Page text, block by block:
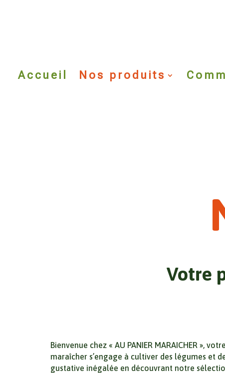
Accueil Nos produits
Votre
Bienvenue chez « AU PANIER MARAICHER »,
maraîcher s’engage à cultiver des légumes et
gustative inégalée en découvrant notre